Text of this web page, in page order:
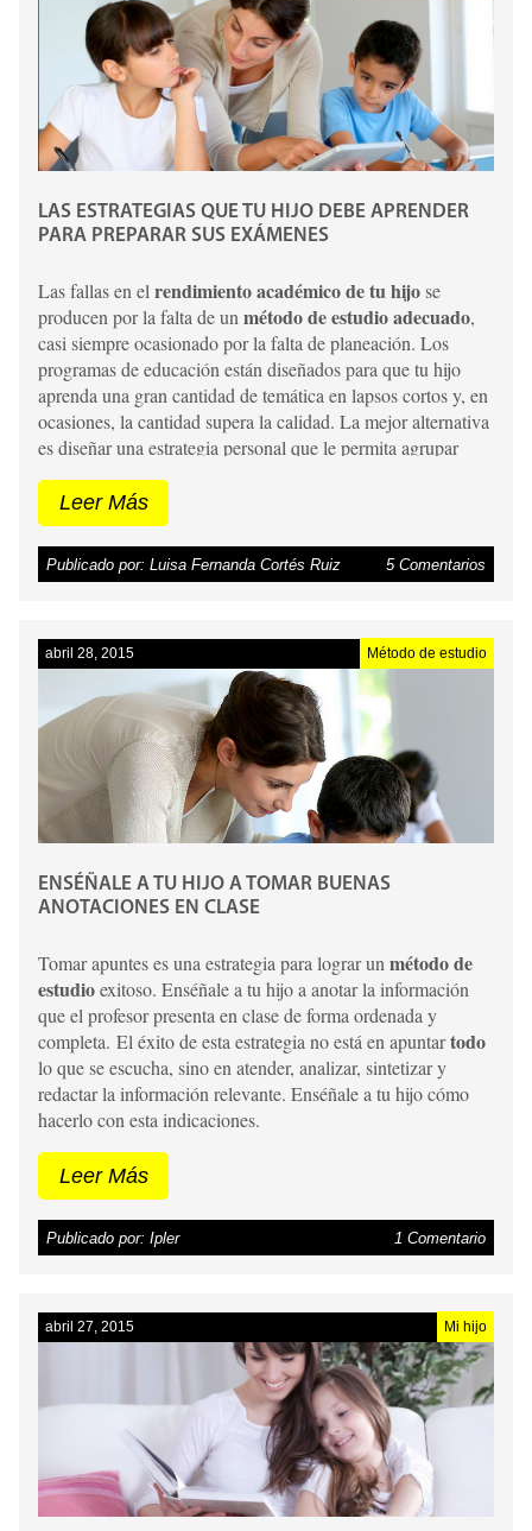
LAS ESTRATEGIAS QUE TU HIJO DEBE APRENDER
PARA PREPARAR SUS EXÁMENES
Las fallas en el rendimiento académico de tu hijose
producen por la falta de un método de estudio adecuado,
casi siempre ocasionado por la falta de planeación. Los
programas de educación están diseñados para que tu hijo
aprenda una gran cantidad de temática en lapsos cortos y, en
ocasiones, la cantidad supera la calidad. La mejor alternativa
es diseñar una estrategia personal que le permita agrupar
cuando vaya a presentar un examen. A continuación te
presentamos algunas estrategias útiles para que
tu hijo de forma más productiva y le ayudes a tener un
buen rendimiento académico.Te puede interesar: Claves
Leer Más
Publicado por: Luisa Fernanda Cortés Ruiz 5 Comentarios
abril 28, 2015 Método de estudio
ENSÉÑALE A TU HIJO A TOMAR BUENAS
ANOTACIONES EN CLASE
Tomar apuntes es una estrategia para lograr unmétodo de
estudioexitoso. Enséñale a tu hijo a anotar la información
que el profesor presenta en clase de forma ordenada y
completa. El éxito de esta estrategia no está en apuntartodo
lo que se escucha, sino en atender, analizar, sintetizar y
redactar la información relevante. Enséñale a tu hijo cómo
hacerlo con esta indicaciones.
Leer Más
Publicado por: Ipler 1 Comentario
abril 27, 2015 Mi hijo